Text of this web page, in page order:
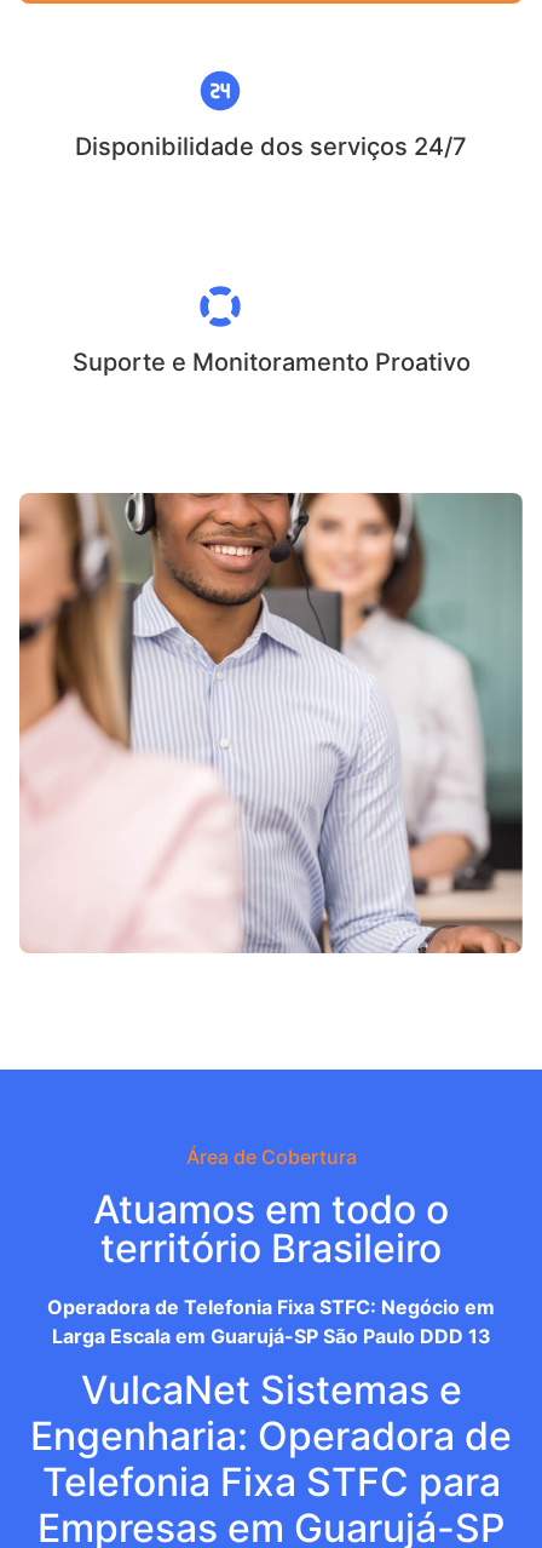
Disponibilidade dos serviços 24/7
Suporte e Monitoramento Proativo
Área de Cobertura
Atuamos em todo o
território Brasileiro
Operadora de Telefonia Fixa STFC: Negócio em
Larga Escala em Guarujá-SP São Paulo DDD 13
VulcaNet Sistemas e
Engenharia: Operadora de
Telefonia Fixa STFC para
Empresas em Guarujá-SP